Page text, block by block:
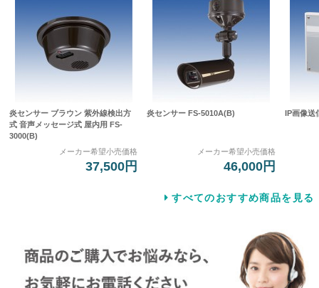
炎センサー ブラウン 紫外線検出方
式 音声メッセージ式 屋内用 FS-
3000(B)
メーカー希望小売価格
37,500円
炎センサー FS-5010A(B)
メーカー希望小売価格
46,000円
IP画像送
すべてのおすすめ商品を見る